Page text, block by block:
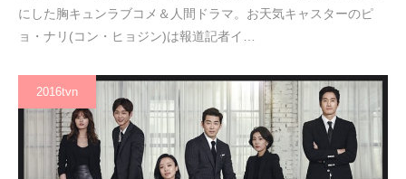
にした胸キュンラブコメ＆人間ドラマ。お天気キャスターのピ
ョ・ナリ(コン・ヒョジン)は報道記者イ…
2016tvn